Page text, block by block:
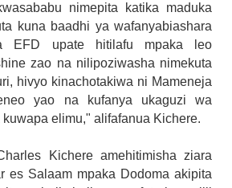
nimepita katika maduka
kuna baadhi ya wafanyabiashara
EFD upate hitilafu mpaka leo
zao na nilipoziwasha nimekuta
hivyo kinachotakiwa ni Mameneja
yao na kufanya ukaguzi wa
elimu," alifafanua Kichere.
Kichere amehitimisha ziara
es Salaam mpaka Dodoma akipita